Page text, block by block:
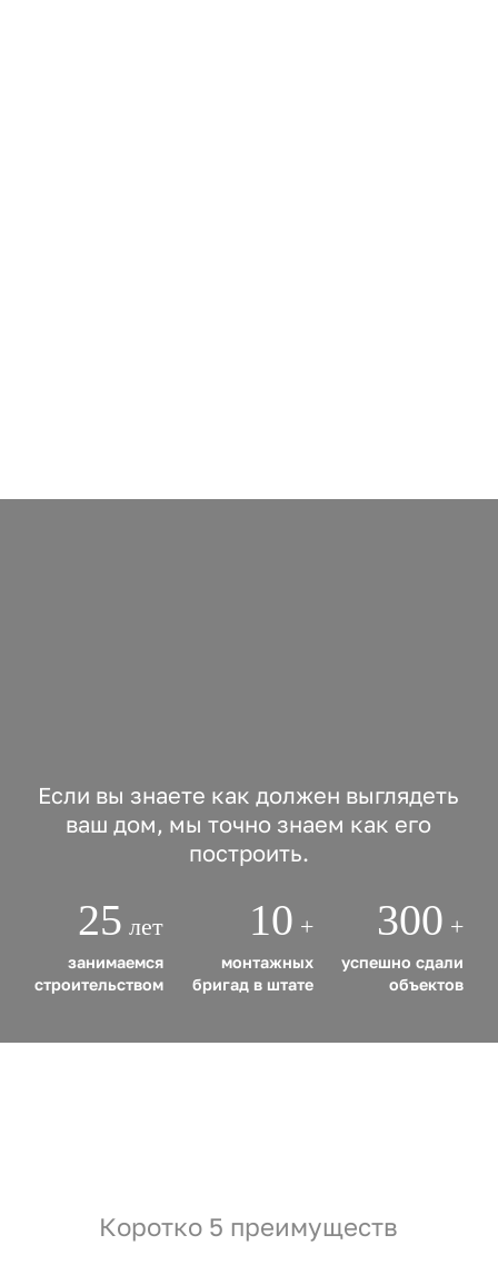
Если вы знаете как должен выглядеть
ваш дом, мы точно знаем как его
построить.
25 лет
занимаемся
строительством
10 +
монтажных
бригад в штате
300 +
успешно сдали
объектов
Коротко 5 преимуществ